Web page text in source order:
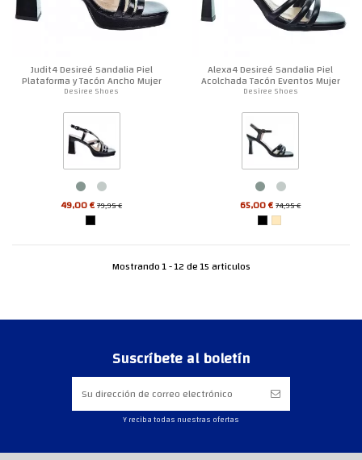
Judit4 Desireé Sandalia Piel
Plataforma y Tacón Ancho Mujer
Desiree Shoes
49,00 €79,95 €
Alexa4 Desireé Sandalia Piel
Acolchada Tacón Eventos Mujer
Desiree Shoes
65,00 €74,95 €
Mostrando 1 - 12 de 15 articulos
Suscríbete al boletín
Y reciba todas nuestras ofertas